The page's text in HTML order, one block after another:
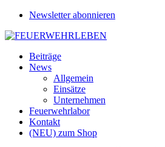
Newsletter abonnieren
Beiträge
News
Allgemein
Einsätze
Unternehmen
Feuerwehrlabor
Kontakt
(NEU) zum Shop